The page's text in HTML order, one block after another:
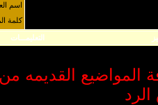
اسم
كلمة
التعليمـــات
المواضيع القديمه